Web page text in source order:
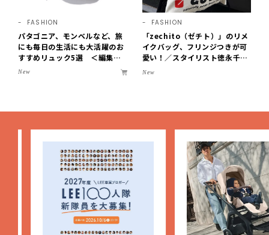
FASHION
パタゴニア、モンベルなど、旅
にも毎日の生活にも大活躍のお
すすめリュック5選 ＜編集部
セレクト＞【LEEマルシェ】
New
FASHION
「zechito（ゼチト）」のリメ
イクバッグ、フリンジつきが可
愛い！／スタイリスト徳永千夏
さん【おやこども名品】
New